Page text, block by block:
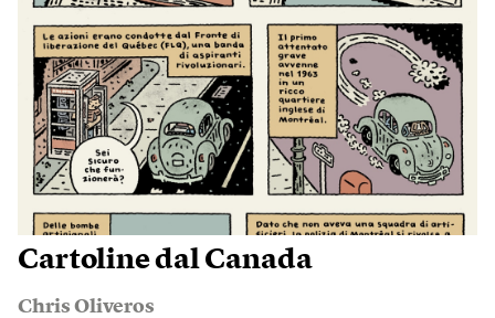
Cartoline dal Canada
Chris Oliveros